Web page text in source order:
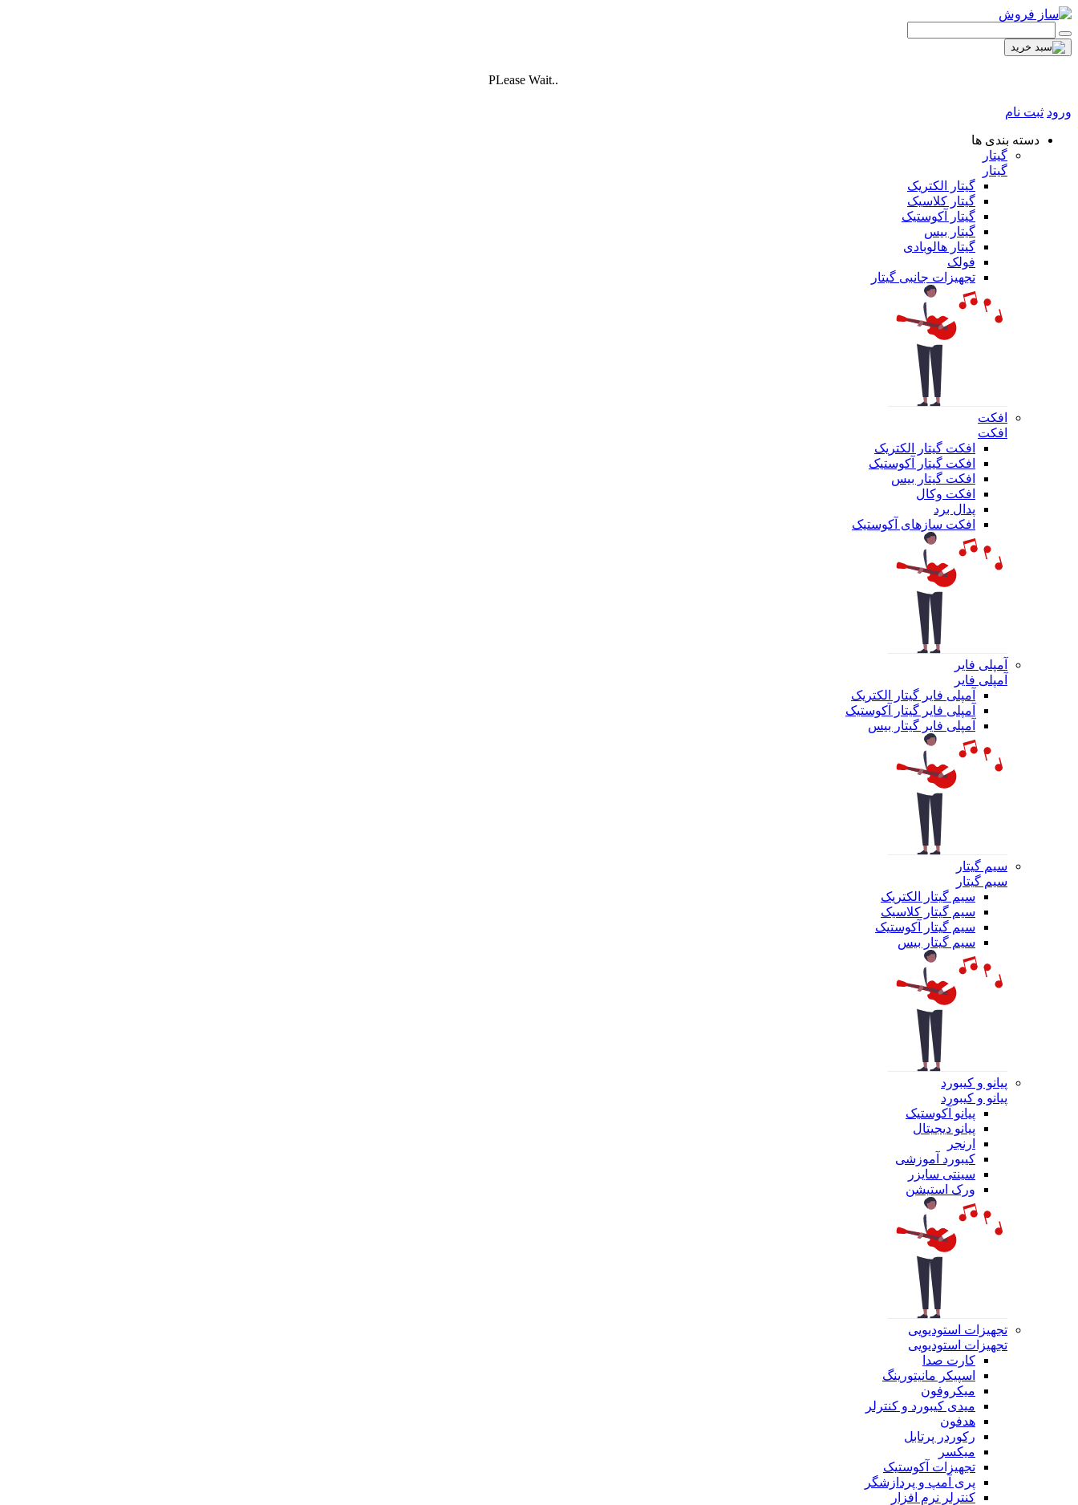
PLease Wait..
ورود ثبت نام
دسته بندی ها
گیتار
گیتار
گیتار الکتریک
گیتار کلاسیک
گیتار آکوستیک
گیتار بیس
گیتار هالوبادی
فولک
تجهیزات جانبی گیتار
افکت
افکت
افکت گیتار الکتریک
افکت گیتار آکوستیک
افکت گیتار بیس
افکت وکال
پدال برد
افکت سازهای آکوستیک
آمپلی فایر
آمپلی فایر
آمپلی فایر گیتار الکتریک
آمپلی فایر گیتار آکوستیک
آمپلی فایر گیتار بیس
سیم گیتار
سیم گیتار
سیم گیتار الکتریک
سیم گیتار کلاسیک
سیم گیتار آکوستیک
سیم گیتار بیس
پیانو و کیبورد
پیانو و کیبورد
پیانو آکوستیک
پیانو دیجیتال
ارنجر
کیبورد آموزشی
سینتی سایزر
ورک استیشن
تجهیزات استودیویی
تجهیزات استودیویی
کارت صدا
اسپیکر مانیتورینگ
میکروفون
میدی کیبورد و کنترلر
هدفون
رکوردر پرتابل
میکسر
تجهیزات آکوستیک
پری آمپ و پردازشگر
کنترلر نرم افزار